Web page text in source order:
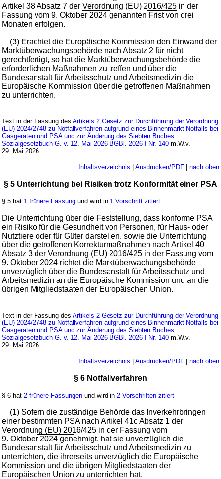
Artikel 38 Absatz 7 derVerordnung (EU) 2016/425 in der
Fassung vom 9. Oktober 2024 genannten Frist von drei
Monaten erfolgen.
(3) Erachtet die Europäische Kommission den Einwand der
Marktüberwachungsbehörde nach Absatz 2 für nicht
gerechtfertigt, so hat die Marktüberwachungsbehörde die
erforderlichen Maßnahmen zu treffen und über die
Bundesanstalt für Arbeitsschutz und Arbeitsmedizin die
Europäische Kommission über die getroffenen Maßnahmen
zu unterrichten.
Text in der Fassung desArtikels 2 Gesetz zur Durchführung der Verordnung
(EU) 2024/2748 zu Notfallverfahren aufgrund eines Binnenmarkt-Notfalls bei
Gasgeräten und PSA und zur Änderung des Siebten Buches
Sozialgesetzbuch G. v. 12. Mai 2026 BGBl. 2026 I Nr. 140 m.W.v.
29. Mai 2026
Inhaltsverzeichnis | Ausdrucken/PDF| nach oben
§ 5 Unterrichtung bei Risiken trotz Konformität einer PSA
§ 5 hat 1 frühere Fassung und wird in 1 Vorschrift zitiert
Die Unterrichtung über die Feststellung, dass konforme PSA
ein Risiko für die Gesundheit von Personen, für Haus- oder
Nutztiere oder für Güter darstellen, sowie die Unterrichtung
über die getroffenen Korrekturmaßnahmen nach Artikel 40
Absatz 3 derVerordnung (EU) 2016/425 in der Fassung vom
9. Oktober 2024 richtet die Marktüberwachungsbehörde
unverzüglich über die Bundesanstalt für Arbeitsschutz und
Arbeitsmedizin an die Europäische Kommission und an die
übrigen Mitgliedstaaten der Europäischen Union.
Text in der Fassung desArtikels 2 Gesetz zur Durchführung der Verordnung
(EU) 2024/2748 zu Notfallverfahren aufgrund eines Binnenmarkt-Notfalls bei
Gasgeräten und PSA und zur Änderung des Siebten Buches
Sozialgesetzbuch G. v. 12. Mai 2026 BGBl. 2026 I Nr. 140 m.W.v.
29. Mai 2026
Inhaltsverzeichnis | Ausdrucken/PDF| nach oben
§ 6 Notfallverfahren
§ 6 hat 2 frühere Fassungen und wird in 2 Vorschriften zitiert
(1) Sofern die zuständige Behörde das Inverkehrbringen
einer bestimmten PSA nach Artikel 41c Absatz 1 der
Verordnung (EU) 2016/425 in der Fassung vom
9. Oktober 2024 genehmigt, hat sie unverzüglich die
Bundesanstalt für Arbeitsschutz und Arbeitsmedizin zu
unterrichten, die ihrerseits unverzüglich die Europäische
Kommission und die übrigen Mitgliedstaaten der
Europäischen Union zu unterrichten hat.